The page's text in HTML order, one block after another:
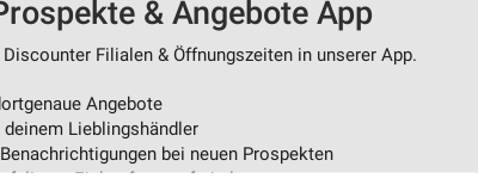
& Angebote App
Filialen & Öffnungszeiten in unserer App.
Angebote
deinem Lieblingshändler
bei neuen Prospekten
- Einkauf stressfrei planen